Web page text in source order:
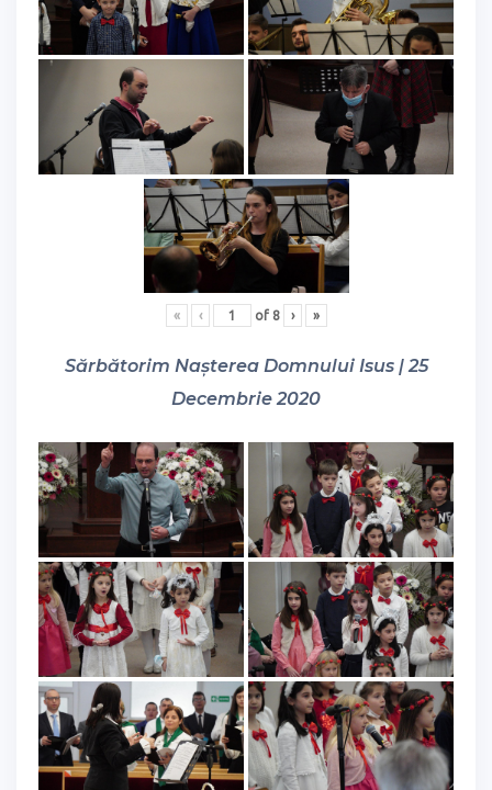
« ‹ of 8 › »
Sărbătorim Nașterea Domnului Isus | 25
Decembrie 2020